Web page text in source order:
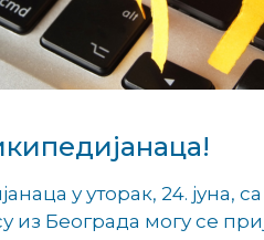
у уторак, 24. јуна,
Београда могу се